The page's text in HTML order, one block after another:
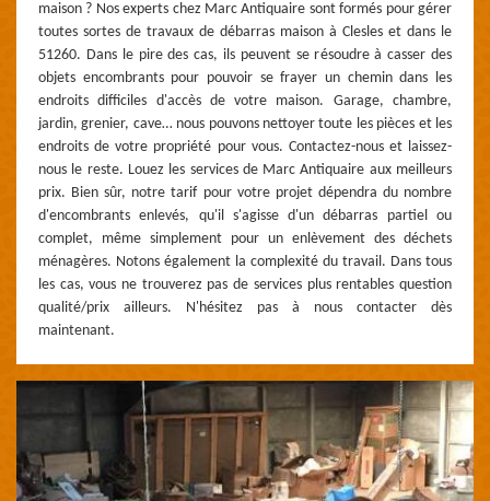
maison ? Nos experts chez Marc Antiquaire sont formés pour gérer
toutes sortes de travaux de débarras maison à Clesles et dans le
51260. Dans le pire des cas, ils peuvent se résoudre à casser des
objets encombrants pour pouvoir se frayer un chemin dans les
endroits difficiles d'accès de votre maison. Garage, chambre,
jardin, grenier, cave… nous pouvons nettoyer toute les pièces et les
endroits de votre propriété pour vous. Contactez-nous et laissez-
nous le reste. Louez les services de Marc Antiquaire aux meilleurs
prix. Bien sûr, notre tarif pour votre projet dépendra du nombre
d'encombrants enlevés, qu'il s'agisse d'un débarras partiel ou
complet, même simplement pour un enlèvement des déchets
ménagères. Notons également la complexité du travail. Dans tous
les cas, vous ne trouverez pas de services plus rentables question
qualité/prix ailleurs. N'hésitez pas à nous contacter dès
maintenant.